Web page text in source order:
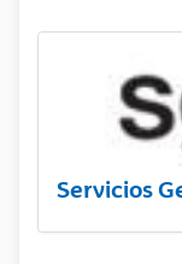
Servicios